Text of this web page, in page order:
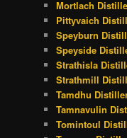
Mortlach
Pittyvaich
Speyburn
Speyside
Strathisla
Strathmill
Tamdhu
Tamnavulin
Tomintoul